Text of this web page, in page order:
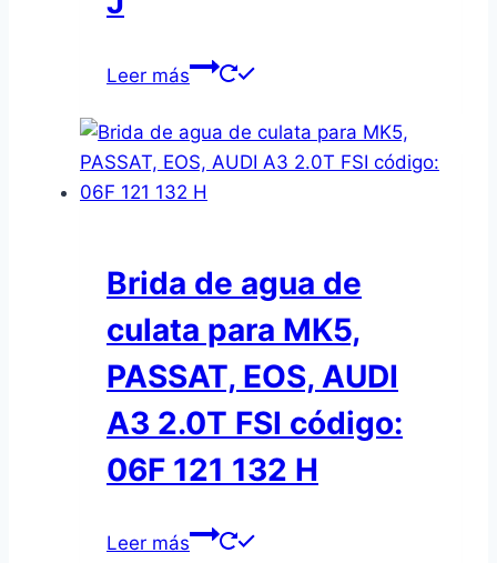
Leer más
Brida de agua de
culata para MK5,
PASSAT, EOS, AUDI
A3 2.0T FSI código:
06F 121 132 H
Leer más